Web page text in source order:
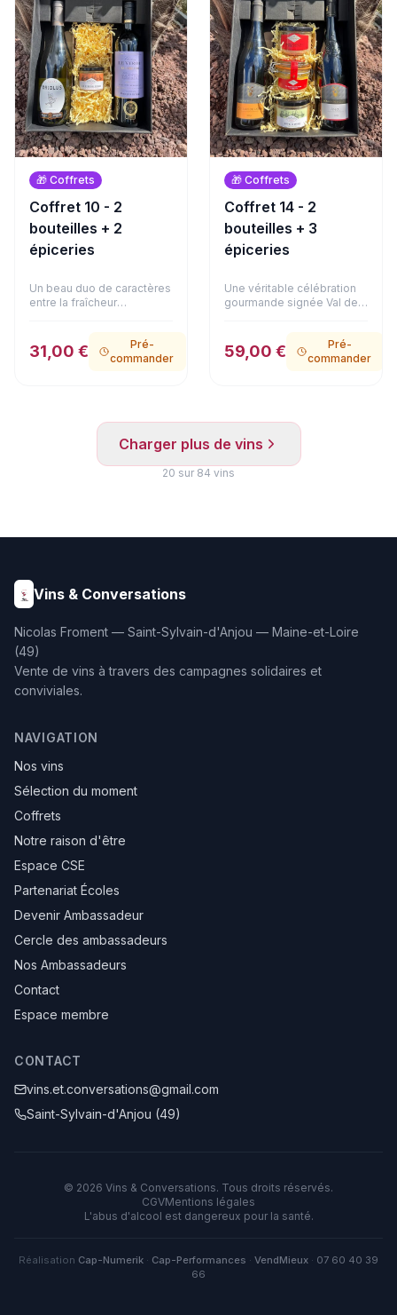
🎁 Coffrets
Coffret 10 - 2
bouteilles + 2
épiceries
Un beau duo de caractères
entre la fraîcheur
coffret réunit la vivacité
d'un Oriolus Blanc (IGP
accompagné d'un
délicieux bloc de foie gras
de canard au Coteaux du
31,00 €
Pré-
commander
🎁 Coffrets
Coffret 14 - 2
bouteilles + 3
épiceries
Une véritable célébration
gourmande signée Val de
de La Bougrie associe le
fruité de son Anjou Rouge
prestige : un authentique
foie gras de canard entier à
la fleur de sel (125g), de
délicats émiettés de
59,00 €
Pré-
commander
Charger plus de vins
20 sur 84 vins
Vins & Conversations
Nicolas Froment — Saint-Sylvain-d'Anjou — Maine-et-Loire
(49)
Vente de vins à travers des campagnes solidaires et
conviviales.
NAVIGATION
Nos vins
Sélection du moment
Coffrets
Notre raison d'être
Espace CSE
Partenariat Écoles
Devenir Ambassadeur
Cercle des ambassadeurs
Nos Ambassadeurs
Contact
Espace membre
CONTACT
vins.et.conversations@gmail.com
Saint-Sylvain-d'Anjou (49)
© 2026 Vins & Conversations. Tous droits réservés.
CGVMentions légales
L'abus d'alcool est dangereux pour la santé.
Réalisation Cap-Numerik · Cap-Performances · VendMieux · 07 60 40 39
66